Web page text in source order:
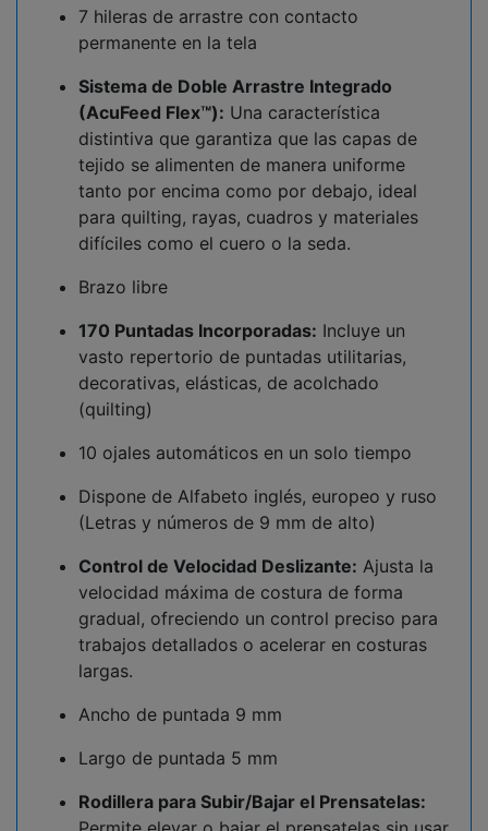
7 hileras de arrastre con contacto
permanente en la tela
Sistema de Doble Arrastre Integrado
(AcuFeed Flex™): Una característica
distintiva que garantiza que las capas de
tejido se alimenten de manera uniforme
tanto por encima como por debajo, ideal
para quilting, rayas, cuadros y materiales
difíciles como el cuero o la seda.
Brazo libre
170 Puntadas Incorporadas: Incluye un
vasto repertorio de puntadas utilitarias,
decorativas, elásticas, de acolchado
(quilting)
10 ojales automáticos en un solo tiempo
Dispone de Alfabeto inglés, europeo y ruso
(Letras y números de 9 mm de alto)
Control de Velocidad Deslizante: Ajusta la
velocidad máxima de costura de forma
gradual, ofreciendo un control preciso para
trabajos detallados o acelerar en costuras
largas.
Ancho de puntada 9 mm
Largo de puntada 5 mm
Rodillera para Subir/Bajar el Prensatelas: